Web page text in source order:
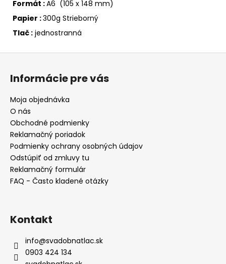
Formát :A6 (105 x 148 mm)
Papier :300g Strieborný
Tlač : jednostranná
Z
Informácie pre vás
Moja objednávka
O nás
Obchodné podmienky
Reklamačný poriadok
Podmienky ochrany osobných údajov
Odstúpiť od zmluvy tu
Reklamačný formulár
FAQ - Často kladené otázky
Kontakt
info@svadobnatlac.sk
0903 424 134